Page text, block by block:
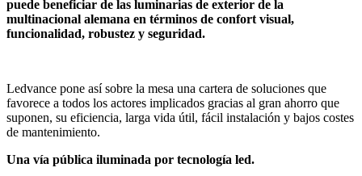
puede beneficiar de las luminarias de exterior de la
multinacional alemana en términos de confort visual,
funcionalidad, robustez y seguridad.
Ledvance pone así sobre la mesa una cartera de soluciones que
favorece a todos los actores implicados gracias al gran ahorro que
suponen, su eficiencia, larga vida útil, fácil instalación y bajos costes
de mantenimiento.
Una vía pública iluminada por tecnología led.